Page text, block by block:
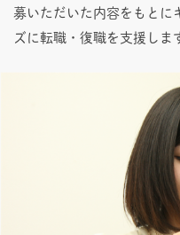
募いただいた内容をもとに
ズに転職・復職を支援しま